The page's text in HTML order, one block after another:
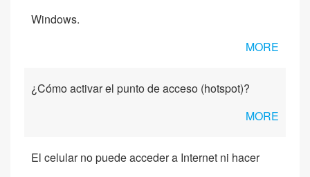
Windows.
MORE
¿Cómo activar el punto de acceso (hotspot)?
MORE
El celular no puede acceder a Internet ni hacer